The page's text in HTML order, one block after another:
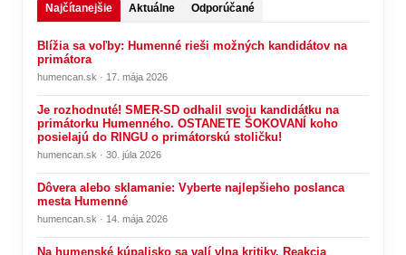
Najčítanejšie Aktuálne Odporúčané
Blížia sa voľby: Humenné rieši možných kandidátov na
primátora
humencan.sk · 17. mája 2026
Je rozhodnuté! SMER-SD odhalil svoju kandidátku na
primátorku Humenného. OSTANETE ŠOKOVANÍ koho
posielajú do RINGU o primátorskú stoličku!
humencan.sk · 30. júla 2026
Dôvera alebo sklamanie: Vyberte najlepšieho poslanca
mesta Humenné
humencan.sk · 14. mája 2026
Na humenské kúpalisko sa valí vlna kritiky. Reakcia